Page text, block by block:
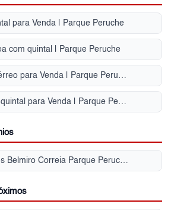
para Venda | Parque Peruche
com quintal | Parque Peruche
Apartamento no térreo para Venda | Parque Peruche
Casa Térrea com quintal para Venda | Parque Peruche
Condomínio Carlos Belmiro Correia Parque Peruche